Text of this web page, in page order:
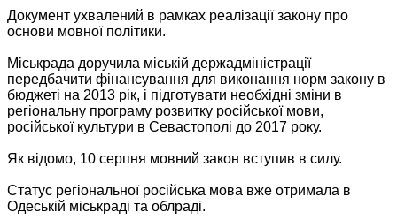
Документ ухвалений в рамках реалізації закону про
основи мовної політики.
Міськрада доручила міській держадміністрації
передбачити фінансування для виконання норм закону в
бюджеті на 2013 рік, і підготувати необхідні зміни в
регіональну програму розвитку російської мови,
російської культури в Севастополі до 2017 року.
Як відомо, 10 серпня мовний закон вступив в силу.
Статус регіональної російська мова вже отримала в
Одеській міськраді та облраді.